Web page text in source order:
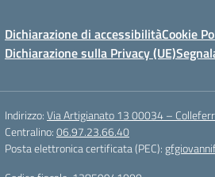
Dichiarazione di accessibilitàCookie
Dichiarazione sulla Privacy (UE)
Indirizzo:Via Artigianato 13 00034 –
Centralino:06.97.23.66.40
Posta elettronica certificata (PEC):